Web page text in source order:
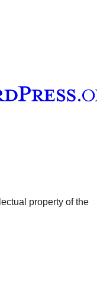
property of the